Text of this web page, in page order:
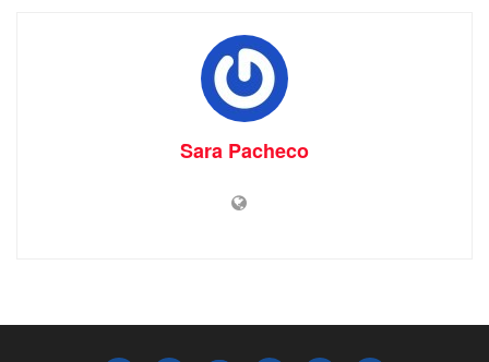
Sara Pacheco